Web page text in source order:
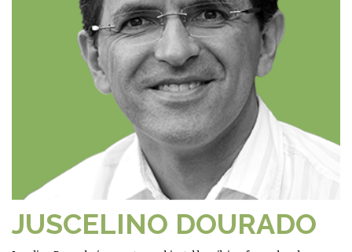
JUSCELINO DOURADO